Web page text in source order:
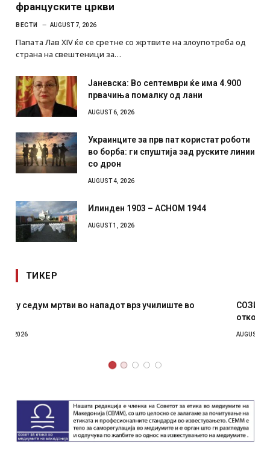
француските цркви
ВЕСТИ AUGUST 7, 2026
Папата Лав XIV ќе се сретне со жртвите на злоупотреба од
страна на свештеници за…
Јаневска: Во септември ќе има 4.900
првачиња помалку од лани
AUGUST 6, 2026
Украинците за прв пат користат роботи
во борба: ги спуштија зад руските линии
со дрон
AUGUST 4, 2026
Илинден 1903 – АСНОМ 1944
AUGUST 1, 2026
ТИКЕР
СОЗИС: Украинците повеќе им веруваат на генералите
AUGUST 7, 2026